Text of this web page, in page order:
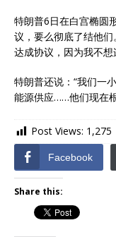
特朗普6日在白宫椭圆
议，要么彻底了结他
达成协议，因为我不
特朗普还说：“我们一
能源供应……他们现在
Post Views: 1,275
Facebook
Share this: